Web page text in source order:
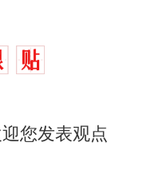
您发表观点